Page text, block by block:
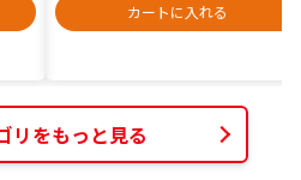
カートに入れる
リをもっと見る